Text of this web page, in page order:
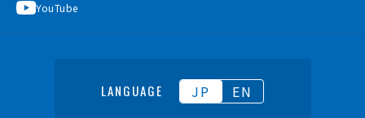
YouTube
LANGUAGE JP EN